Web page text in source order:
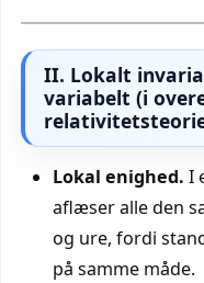
II. Lokalt
variabelt (i
Lokal enighed. I
aflæser alle den
og ure, fordi
på samme måde.